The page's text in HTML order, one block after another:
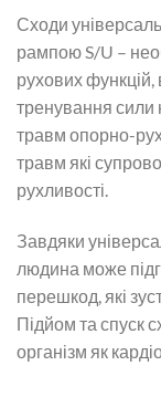
Сходи
рампою S/U –
рухових функцій,
тренування сили
травм опорно-
травм які
рухливості.
Завдяки
людина може
перешкод, які
Підйом та спуск
організм як